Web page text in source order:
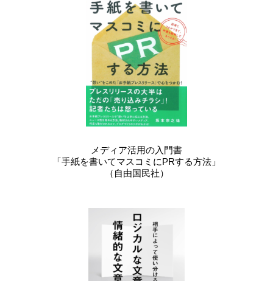
メディア活用の入門書
「手紙を書いてマスコミにPRする方法」
（自由国民社）